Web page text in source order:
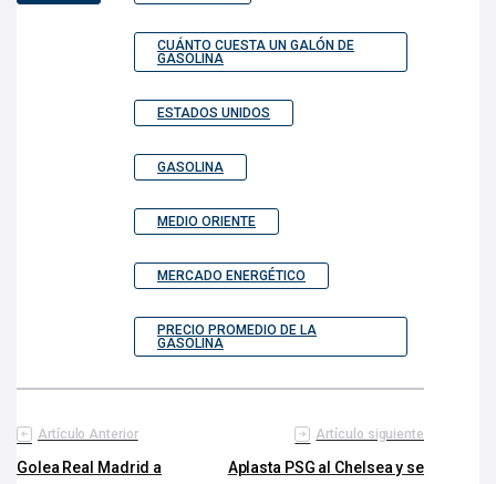
CUÁNTO CUESTA UN GALÓN DE
GASOLINA
ESTADOS UNIDOS
GASOLINA
MEDIO ORIENTE
MERCADO ENERGÉTICO
PRECIO PROMEDIO DE LA
GASOLINA
Artículo Anterior
Golea Real Madrid a
Artículo siguiente
Aplasta PSG al Chelsea y se